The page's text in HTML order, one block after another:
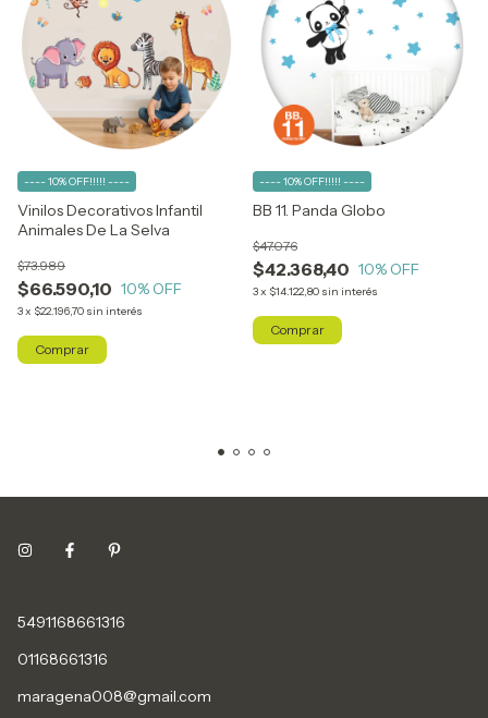
Vinilos Decorativos Infantil
Animales De La Selva
$66.590,10
$73.989
10% OFF
3x $22.196,70 sin interés
---- 10% OFF!!!!! ----
BB 11. Panda Globo
$42.368,40
$47.076
10% OFF
3x $14.122,80 sin interés
---- 10% OFF!!!!! ----
Comprar
5491168661316
01168661316
maragena008@gmail.com